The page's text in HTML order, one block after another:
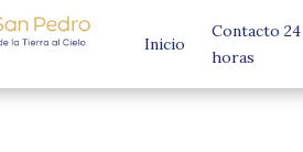
Inicio
Contacto 24
horas